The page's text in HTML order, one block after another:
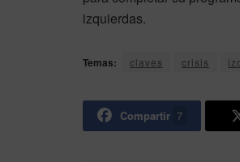
izquierdas.
Temas: claves crisis
Compartir 7